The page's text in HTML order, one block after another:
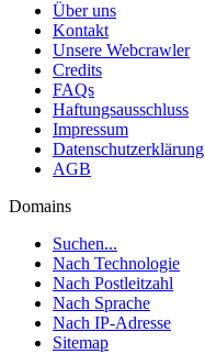
Über uns
Kontakt
Unsere Webcrawler
Credits
FAQs
Haftungsausschluss
Impressum
Datenschutzerklärung
AGB
Domains
Suchen...
Nach Technologie
Nach Postleitzahl
Nach Sprache
Nach IP-Adresse
Sitemap